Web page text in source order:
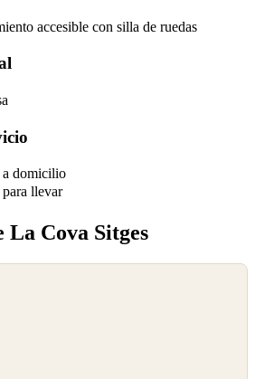
accesible con silla de ruedas
a domicilio
llevar
La Cova Sitges